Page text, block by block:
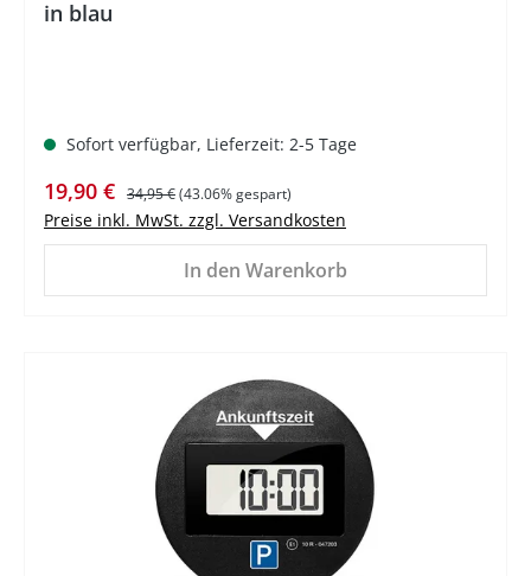
in blau
Sofort verfügbar, Lieferzeit: 2-5 Tage
Verkaufspreis:
19,90 € Regulärer Preis:
34,95 €(43.06% gespart)
Preise inkl. MwSt. zzgl. Versandkosten
In den Warenkorb